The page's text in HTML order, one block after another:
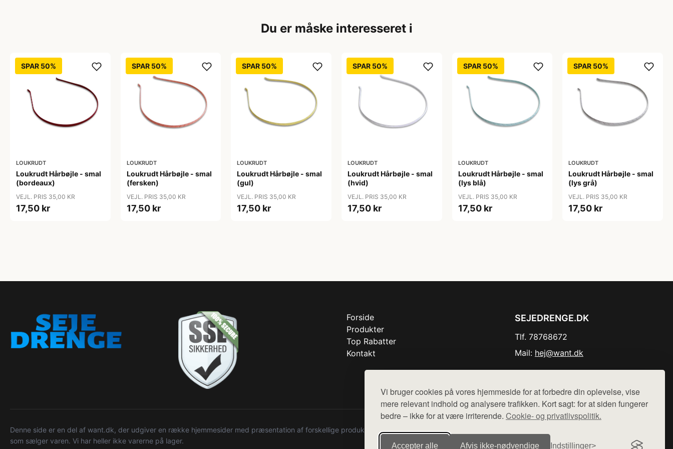
Vi bruger cookies på vores hjemmeside for at forbedre din oplevelse, vise
mere relevant indhold og analysere trafikken. Kort sagt: for at siden fungerer
bedre – ikke for at være irriterende. Cookie- og privatlivspolitik.
Accepter alle Afvis ikke‑nødvendige Indstillinger
Du er måske interesseret i
SPAR 50%
LOUKRUDT
Loukrudt Hårbøjle - smal
(bordeaux)
VEJL. PRIS 35,00 KR
17,50 kr
SPAR 50%
LOUKRUDT
Loukrudt Hårbøjle - smal
(fersken)
VEJL. PRIS 35,00 KR
17,50 kr
SPAR 50%
LOUKRUDT
Loukrudt Hårbøjle - smal
(gul)
VEJL. PRIS 35,00 KR
17,50 kr
SPAR 50%
LOUKRUDT
Loukrudt Hårbøjle - smal
(hvid)
VEJL. PRIS 35,00 KR
17,50 kr
SPAR 50%
LOUKRUDT
Loukrudt Hårbøjle - smal
(lys blå)
VEJL. PRIS 35,00 KR
17,50 kr
SPAR 50%
LOUKRUDT
Loukrudt Hårbøjle - smal
(lys grå)
VEJL. PRIS 35,00 KR
17,50 kr
Forside
Produkter
Top Rabatter
Kontakt
SEJEDRENGE.DK
Tlf. 78768672
Mail: hej@want.dk
Denne side er en del af want.dk, der udgiver en række hjemmesider med præsentation af forskellige produkter fra diverse webshops. Der sælges ikke varer fra denne side - vi henviser til de shops,
som sælger varen. Vi har heller ikke varerne på lager.